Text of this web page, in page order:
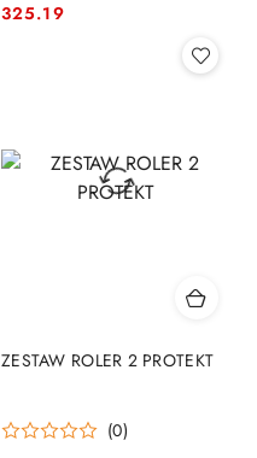
Cena:
Cena:
325.19
ZESTAW ROLER 2 PROTEKT
(0)